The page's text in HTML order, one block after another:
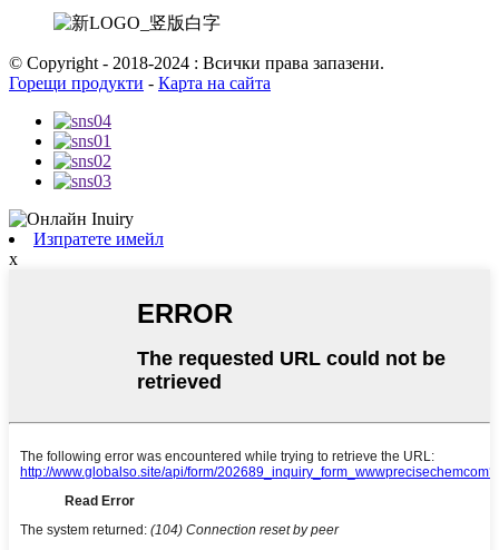
© Copyright - 2018-2024 : Всички права запазени.
Горещи продукти - Карта на сайта
Изпратете имейл
x